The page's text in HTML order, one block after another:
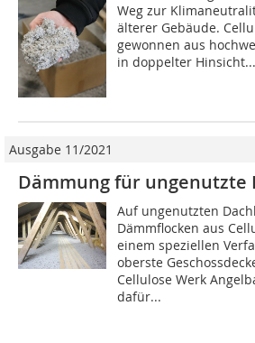
Weg zur
älterer Gebäude.
gewonnen aus
in doppelter Hinsicht...
Ausgabe 11/2021
Dämmung für ungenutzte
Auf ungenutzten
Dämmflocken aus
einem speziellen
oberste
Cellulose Werk
dafür...